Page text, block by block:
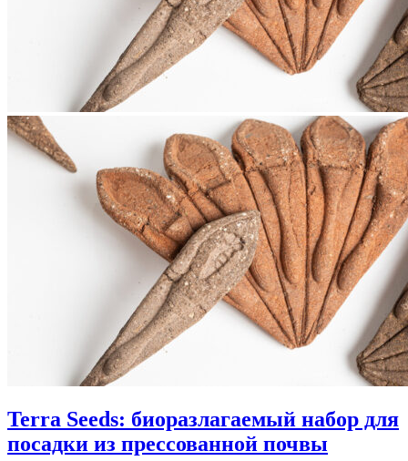
Terra Seeds: биоразлагаемый набор для
посадки из прессованной почвы